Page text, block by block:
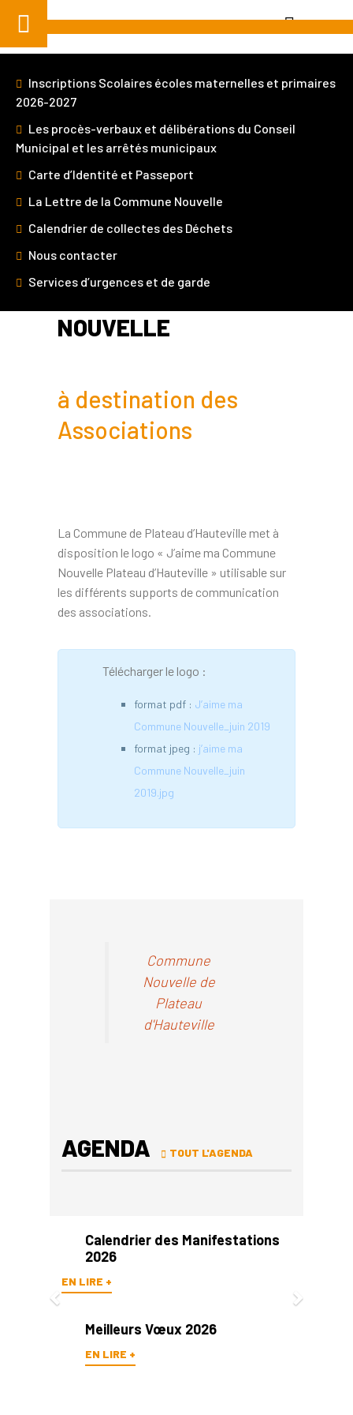
Inscriptions Scolaires écoles maternelles et primaires
2026-2027
Les procès-verbaux et délibérations du Conseil
Municipal et les arrêtés municipaux
Carte d’Identité et Passeport
La Lettre de la Commune Nouvelle
Calendrier de collectes des Déchets
Nous contacter
Services d’urgences et de garde
Home» Démarches et Services»Publications
NOUVELLE
à destination des
Associations
La Commune de Plateau d’Hauteville met à
disposition le logo « J’aime ma Commune
Nouvelle Plateau d’Hauteville » utilisable sur
les différents supports de communication
des associations.
Télécharger le logo :
format pdf : J’aime ma
Commune Nouvelle_juin 2019
format jpeg : j’aime ma
Commune Nouvelle_juin
2019.jpg
Commune
Nouvelle de
Plateau
d'Hauteville
AGENDA TOUT L'AGENDA
Calendrier des Manifestations
2026
EN LIRE +
Meilleurs Vœux 2026
EN LIRE +